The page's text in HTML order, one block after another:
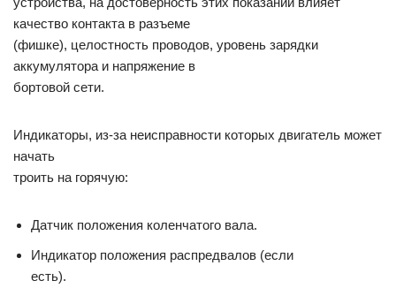
качество контакта в разъеме
(фишке), целостность проводов, уровень зарядки
аккумулятора и напряжение в
бортовой сети.
Индикаторы, из-за неисправности которых двигатель может
начать
троить на горячую:
Датчик положения коленчатого вала.
Индикатор положения распредвалов (если
есть).